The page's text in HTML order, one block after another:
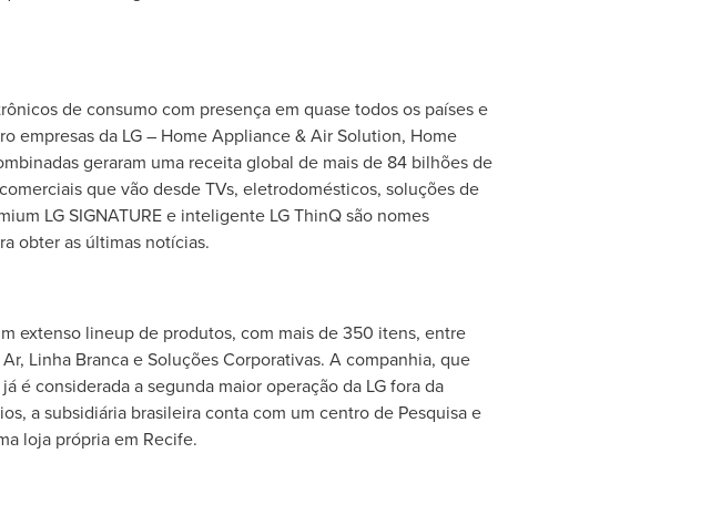
de consumo com presença em quase todos os países e
empresas da LG – Home Appliance & Air Solution, Home
geraram uma receita global de mais de 84 bilhões de
que vão desde TVs, eletrodomésticos, soluções de
LG SIGNATURE e inteligente LG ThinQ são nomes
obter as últimas notícias.
extenso lineup de produtos, com mais de 350 itens, entre
Linha Branca e Soluções Corporativas. A companhia, que
é considerada a segunda maior operação da LG fora da
a subsidiária brasileira conta com um centro de Pesquisa e
loja própria em Recife.